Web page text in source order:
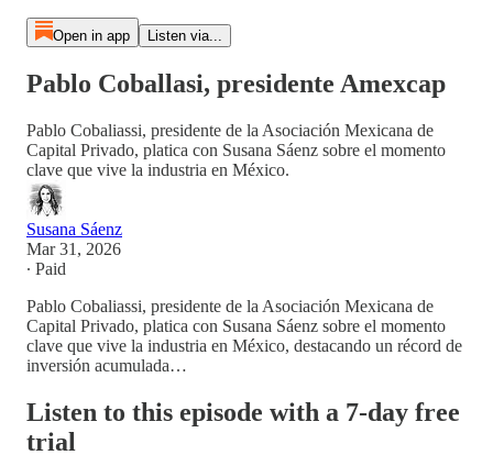
Open in app Listen via...
Pablo Coballasi, presidente Amexcap
Pablo Cobaliassi, presidente de la Asociación Mexicana de
Capital Privado, platica con Susana Sáenz sobre el momento
clave que vive la industria en México.
Susana Sáenz
Mar 31, 2026
∙ Paid
Pablo Cobaliassi, presidente de la Asociación Mexicana de
Capital Privado, platica con Susana Sáenz sobre el momento
clave que vive la industria en México, destacando un récord de
inversión acumulada…
Listen to this episode with a 7-day free
trial